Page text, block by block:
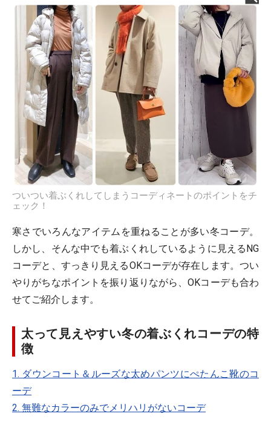
ついつい着ぶくれしてしまうコーディネートのポイントをチ
ェック！
寒さでいろんなアイテムを重ねることが多い冬コーデ。
しかし、そんな中でも着ぶくれしているように見えるNG
コーデと、すっきり見えるOKコーデが存在します。つい
やりがちなポイントを振り返りながら、OKコーデも合わ
せてご紹介します。
太って見えやすい冬の着ぶくれコーデの特
徴
1. ダウンコート＆ルーズな太めパンツにぺたんこ靴のコ
ーデ
2. 無難なカラーのみでメリハリがないコーデ